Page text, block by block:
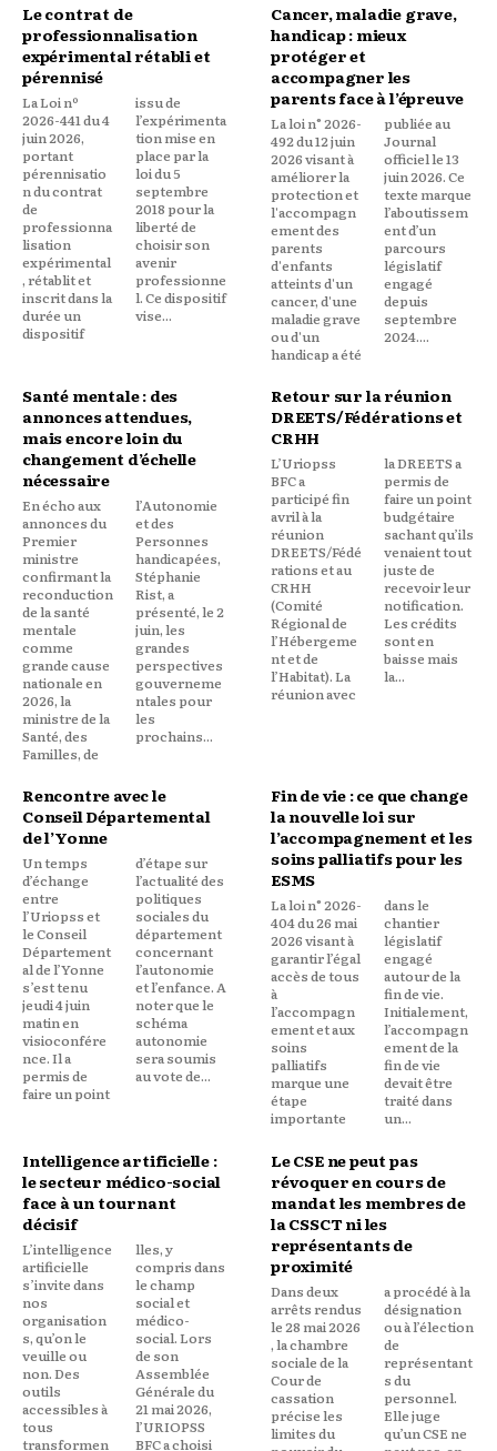
Le contrat de
professionnalisation
expérimental rétabli et
pérennisé
La Loi nº
2026-441 du 4
juin 2026,
portant
pérennisatio
n du contrat
de
professionna
lisation
expérimental
, rétablit et
inscrit dans la
durée un
dispositif
issu de
l’expérimenta
tion mise en
place par la
loi du 5
septembre
2018 pour la
liberté de
choisir son
avenir
professionne
l. Ce dispositif
vise...
Cancer, maladie grave,
handicap : mieux
protéger et
accompagner les
parents face à l’épreuve
La loi n° 2026-
492 du 12 juin
2026 visant à
améliorer la
protection et
l'accompagn
ement des
parents
d'enfants
atteints d'un
cancer, d'une
maladie grave
ou d'un
handicap a été
publiée au
Journal
officiel le 13
juin 2026. Ce
texte marque
l’aboutissem
ent d’un
parcours
législatif
engagé
depuis
septembre
2024....
Santé mentale : des
annonces attendues,
mais encore loin du
changement d’échelle
nécessaire
En écho aux
annonces du
Premier
ministre
confirmant la
reconduction
de la santé
mentale
comme
grande cause
nationale en
2026, la
ministre de la
Santé, des
Familles, de
l’Autonomie
et des
Personnes
handicapées,
Stéphanie
Rist, a
présenté, le 2
juin, les
grandes
perspectives
gouverneme
ntales pour
les
prochains...
Retour sur la réunion
DREETS/Fédérations et
CRHH
L’Uriopss
BFC a
participé fin
avril à la
réunion
DREETS/Fédé
rations et au
CRHH
(Comité
Régional de
l’Hébergeme
nt et de
l’Habitat). La
réunion avec
la DREETS a
permis de
faire un point
budgétaire
sachant qu’ils
venaient tout
juste de
recevoir leur
notification.
Les crédits
sont en
baisse mais
la...
Rencontre avec le
Conseil Départemental
de l’Yonne
Un temps
d’échange
entre
l’Uriopss et
le Conseil
Département
al de l’Yonne
s’est tenu
jeudi 4 juin
matin en
visioconfére
nce. Il a
permis de
faire un point
d’étape sur
l’actualité des
politiques
sociales du
département
concernant
l’autonomie
et l’enfance. A
noter que le
schéma
autonomie
sera soumis
au vote de...
Fin de vie : ce que change
la nouvelle loi sur
l’accompagnement et les
soins palliatifs pour les
ESMS
La loi n° 2026-
404 du 26 mai
2026 visant à
garantir l’égal
accès de tous
à
l’accompagn
ement et aux
soins
palliatifs
marque une
étape
importante
dans le
chantier
législatif
engagé
autour de la
fin de vie.
Initialement,
l’accompagn
ement de la
fin de vie
devait être
traité dans
un...
Intelligence artificielle :
le secteur médico-social
face à un tournant
décisif
L’intelligence
artificielle
s’invite dans
nos
organisation
s, qu’on le
veuille ou
non. Des
outils
accessibles à
tous
transformen
lles, y
compris dans
le champ
social et
médico-
social. Lors
de son
Assemblée
Générale du
21 mai 2026,
l’URIOPSS
BFC a choisi
Le CSE ne peut pas
révoquer en cours de
mandat les membres de
la CSSCT ni les
représentants de
proximité
Dans deux
arrêts rendus
le 28 mai 2026
, la chambre
sociale de la
Cour de
cassation
précise les
limites du
a procédé à la
désignation
ou à l’élection
de
représentant
s du
personnel.
Elle juge
qu’un CSE ne